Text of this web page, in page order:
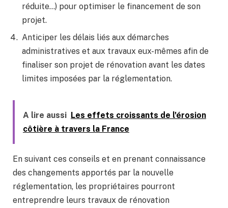
réduite…) pour optimiser le financement de son
projet.
Anticiper les délais liés aux démarches
administratives et aux travaux eux-mêmes afin de
finaliser son projet de rénovation avant les dates
limites imposées par la réglementation.
A lire aussi Les effets croissants de l'érosion
côtière à travers la France
En suivant ces conseils et en prenant connaissance
des changements apportés par la nouvelle
réglementation, les propriétaires pourront
entreprendre leurs travaux de rénovation